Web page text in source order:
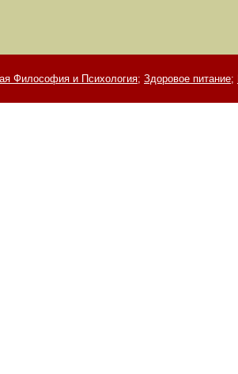
Философия и Психология; Здоровое питание;